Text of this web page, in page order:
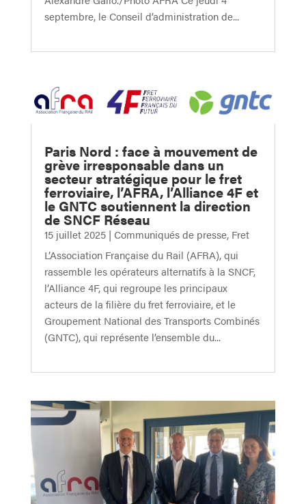
septembre, le Conseil d’administration de...
Paris Nord : face à mouvement de
grève irresponsable dans un
secteur stratégique pour le fret
ferroviaire, l’AFRA, l’Alliance 4F et
le GNTC soutiennent la direction
de SNCF Réseau
15 juillet 2025| Communiqués de presse, Fret
L’Association Française du Rail (AFRA), qui
rassemble les opérateurs alternatifs à la SNCF,
l’Alliance 4F, qui regroupe les principaux
acteurs de la filière du fret ferroviaire, et le
Groupement National des Transports Combinés
(GNTC), qui représente l’ensemble du...